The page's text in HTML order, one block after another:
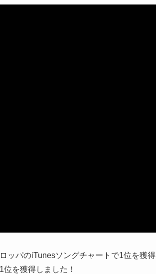
ッパのiTunesソングチャートで1位を獲得
を獲得しました！